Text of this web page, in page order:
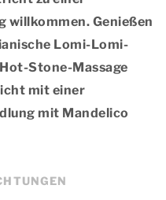
willkommen. Genießen
Lomi-Lomi-
Stone-Massage
mit einer
mit Mandelico